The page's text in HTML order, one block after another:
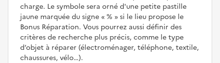
charge. Le symbole sera orné d'une petite pastille
jaune marquée du signe
%
si le lieu propose le
Bonus Réparation. Vous pourrez aussi définir des
critères de recherche plus précis, comme le type
d’objet à réparer (électroménager, téléphone, textile,
chaussures, vélo…).